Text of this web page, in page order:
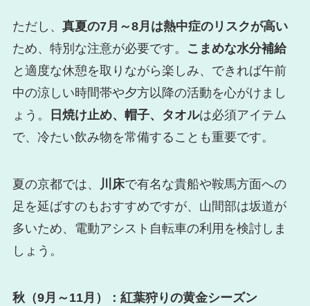
ただし、 真夏の7月～8月は熱中症のリスクが高い
ため、特別な注意が必要です。
こまめな水分補給
と適度な休憩を取りながら楽しみ、できれば午前
中の涼しい時間帯や夕方以降の活動を心がけまし
ょう。
日焼け止め、帽子、タオルは必須アイテム
で、冷たい飲み物を常備することも重要です。
夏の京都では、 川床で有名な貴船や鞍馬方面への
足を延ばすのもおすすめですが、山間部は坂道が
多いため、電動アシスト自転車の利用を検討しま
しょう。
秋（9月～11月）：紅葉狩りの黄金シーズン